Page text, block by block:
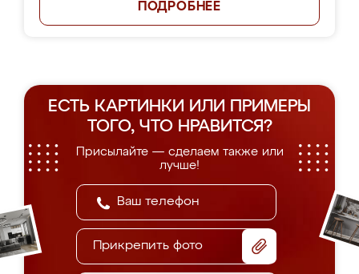
ПОДРОБНЕЕ
ЕСТЬ КАРТИНКИ ИЛИ ПРИМЕРЫ
ТОГО, ЧТО НРАВИТСЯ?
Присылайте — сделаем также или
лучше!
Прикрепить фото